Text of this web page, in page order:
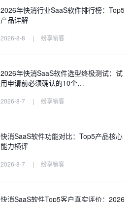
2026年快消行业SaaS软件排行榜：Top5
产品详解
2026-8-8 | 纷享销客
2026年快消SaaS软件选型终极测试：试
用申请前必须确认的10个…
2026-8-7 | 纷享销客
快消SaaS软件功能对比：Top5产品核心
能力横评
2026-8-7 | 纷享销客
快消SaaS软件Top5客户真实评价：2026